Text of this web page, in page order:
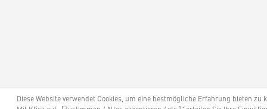
Diese Website verwendet Cookies, um eine bestmögliche Erfahrung bieten zu